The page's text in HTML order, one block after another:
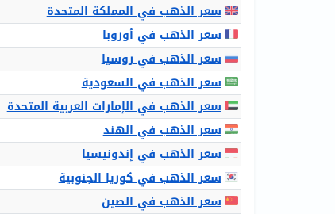
سعر الذهب في المملكة المتحدة
سعر الذهب في أوروبا
سعر الذهب في روسيا
سعر الذهب في السعودية
سعر الذهب في الإمارات العربية المتحدة
سعر الذهب في الهند
سعر الذهب في إندونيسيا
سعر الذهب في كوريا الجنوبية
سعر الذهب في الصين